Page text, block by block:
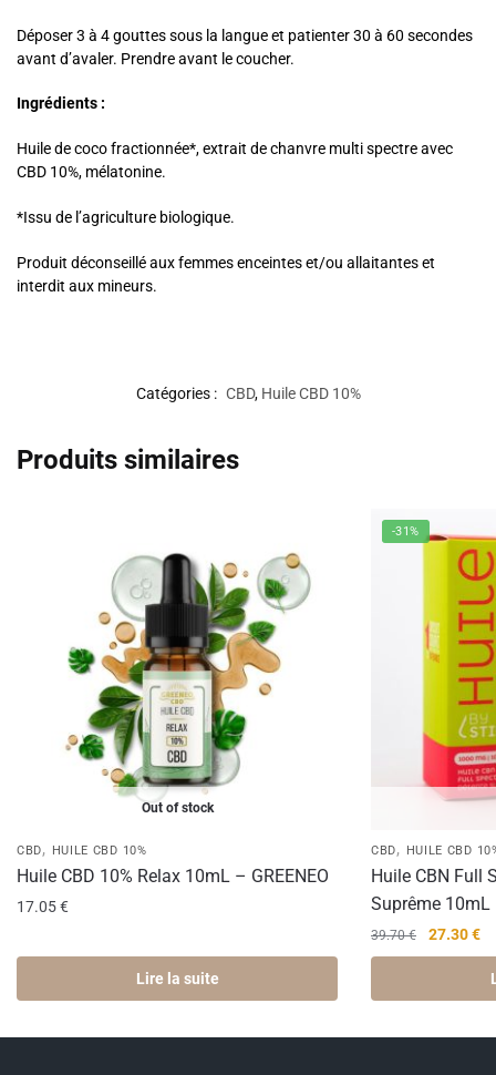
Déposer 3 à 4 gouttes sous la langue et patienter 30 à 60 secondes
avant d’avaler. Prendre avant le coucher.
Ingrédients :
Huile de coco fractionnée*, extrait de chanvre multi spectre avec
CBD 10%, mélatonine.
*Issu de l’agriculture biologique.
Produit déconseillé aux femmes enceintes et/ou allaitantes et
interdit aux mineurs.
Catégories : CBD, Huile CBD 10%
Produits similaires
Out of stock
CBD, HUILE CBD 10%
Huile CBD 10% Relax 10mL – GREENEO
17.05€
Lire la suite
-31%
CBD, HUILE CBD
Huile CBN Full
Suprême 10mL
39.70€
Le
prix
était :
27.30€Le